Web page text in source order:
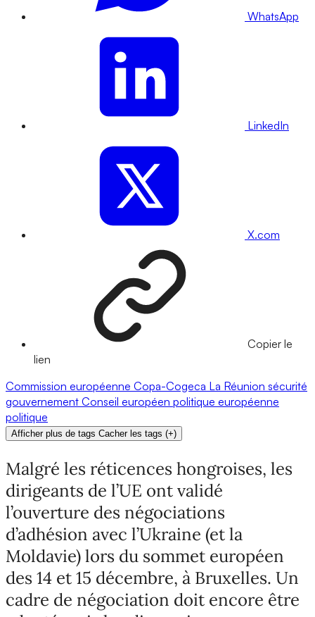
WhatsApp
LinkedIn
X.com
Copier le
lien
Commission européenne Copa-Cogeca La Réunion sécurité
gouvernement Conseil européen politique européenne
politique
Afficher plus de tags Cacher les tags (+)
Malgré les réticences hongroises, les
dirigeants de l’UE ont validé
l’ouverture des négociations
d’adhésion avec l’Ukraine (et la
Moldavie) lors du sommet européen
des 14 et 15 décembre, à Bruxelles. Un
cadre de négociation doit encore être